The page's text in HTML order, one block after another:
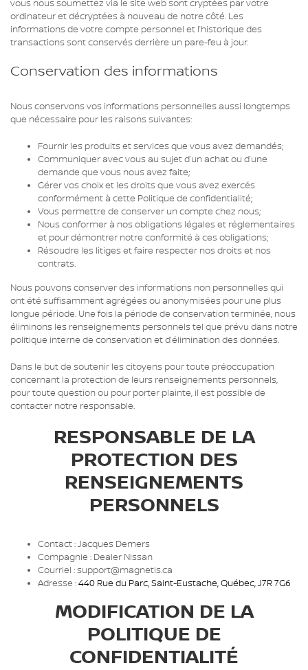
vous nous soumettez via le site web sont cryptées par votre
ordinateur et décryptées à nouveau de notre côté. Les
informations de votre compte personnel et l’historique des
transactions sont conservés derrière un pare-feu à jour.
Conservation des informations
Nous conservons vos informations personnelles aussi longtemps
que nécessaire pour les raisons suivantes:
Fournir les produits et services que vous avez demandés;
Communiquer avec vous au sujet d’un achat ou d’une
demande que vous nous avez faite;
Gérer vos choix et les droits que vous avez exercés
conformément à cette Politique de confidentialité;
Vous permettre de conserver un compte chez nous;
Nous conformer à nos obligations légales et réglementaires
et pour démontrer notre conformité à ces obligations;
Résoudre les litiges et faire respecter nos droits et nos
contrats.
Nous pouvons conserver des informations non personnelles qui
ont été suffisamment agrégées ou anonymisées pour une plus
longue période. Une fois la période de conservation terminée, nous
éliminons les renseignements personnels tel que prévu dans notre
politique interne de conservation et d’élimination des données.
Dans le but de soutenir les citoyens pour toute préoccupation
concernant la protection de leurs renseignements personnels,
pour toute question ou pour porter plainte, il est possible de
contacter notre responsable.
RESPONSABLE DE LA
PROTECTION DES
RENSEIGNEMENTS
PERSONNELS
Contact : Jacques Demers
Compagnie : Dealer Nissan
Courriel : support@magnetis.ca
Adresse :440 Rue du Parc,Saint-Eustache,Québec,J7R 7G6
MODIFICATION DE LA
POLITIQUE DE
CONFIDENTIALITÉ